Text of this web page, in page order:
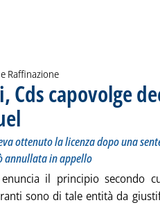
Raffinazione
Cds capovolge
. Sottotitolo: La società di Mogliano
. Pubblicata giovedì 28 marzo 2024 alle
ottenuto la licenza dopo una
annullata in appello
il principio secondo
sono di tale entità da